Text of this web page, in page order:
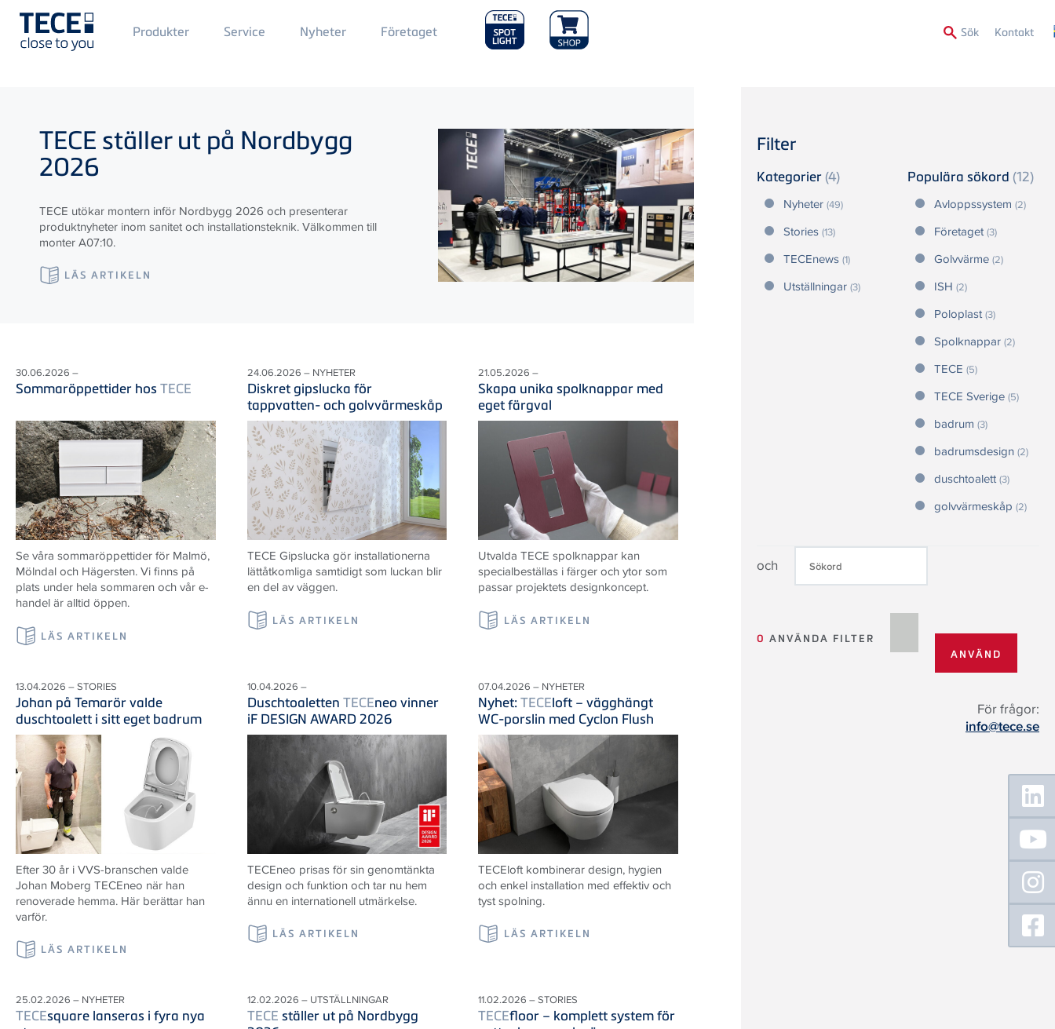
Main
Menü
Produkter Service Nyheter Main
Menu
Företaget Sök Kontakt
Filter
Kategorier (4)
Nyheter (49)
Stories (13)
TECEnews (1)
Utställningar (3)
Populära sökord (12)
Avloppssystem (2)
Företaget(3)
Golvvärme (2)
ISH (2)
Poloplast(3)
Spolknappar (2)
TECE (5)
TECE Sverige (5)
badrum (3)
badrumsdesign (2)
duschtoalett(3)
golvvärmeskåp (2)
och
0 ANVÄNDA FILTER
För frågor:
info@tece.se
TECE ställer ut på Nordbygg
2026
TECE utökar montern inför Nordbygg 2026 och presenterar
produktnyheter inom sanitet och installationsteknik. Välkommen till
monter A07:10.
LÄS ARTIKELN
30.06.2026 –
Sommaröppettider hos TECE
Se våra sommaröppettider för Malmö,
Mölndal och Hägersten. Vi finns på
plats under hela sommaren och vår e-
handel är alltid öppen.
LÄS ARTIKELN
24.06.2026 – NYHETER
Diskret gipslucka för
tappvatten- och golvvärmeskåp
TECE Gipslucka gör installationerna
lättåtkomliga samtidigt som luckan blir
en del av väggen.
LÄS ARTIKELN
21.05.2026 –
Skapa unika spolknappar med
eget färgval
Utvalda TECE spolknappar kan
specialbeställas i färger och ytor som
passar projektets designkoncept.
LÄS ARTIKELN
13.04.2026 – STORIES
Johan på Temarör valde
duschtoalett i sitt eget badrum
Efter 30 år i VVS-branschen valde
Johan Moberg TECEneo när han
renoverade hemma. Här berättar han
varför.
LÄS ARTIKELN
10.04.2026 –
Duschtoaletten TECEneo vinner
iF DESIGN AWARD 2026
TECEneo prisas för sin genomtänkta
design och funktion och tar nu hem
ännu en internationell utmärkelse.
LÄS ARTIKELN
07.04.2026 – NYHETER
Nyhet:TECEloft – vägghängt
WC-porslin med Cyclon Flush
TECEloft kombinerar design, hygien
och enkel installation med effektiv och
tyst spolning.
LÄS ARTIKELN
25.02.2026 – NYHETER
TECEsquare lanseras i fyra nya
12.02.2026 – UTSTÄLLNINGAR
TECE ställer ut på Nordbygg
11.02.2026 – STORIES
TECEfloor – komplett system för
Floating